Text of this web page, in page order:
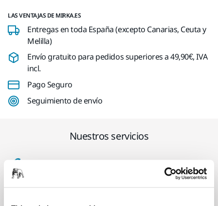
LAS VENTAJAS DE MIRKA.ES
Entregas en toda España (excepto Canarias, Ceuta y
Melilla)
Envío gratuito para pedidos superiores a 49,90€, IVA
incl.
Pago Seguro
Seguimiento de envío
Nuestros servicios
Servicio Posventa exclusivo de Mirka